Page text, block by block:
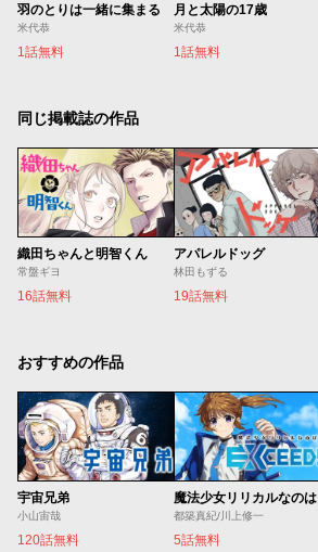
羽のとりは一緒に集まる
米代恭
1話無料
月と太陽の17歳
米代恭
1話無料
同じ掲載誌の作品
織田ちゃんと明智くん
常盤ギヨ
16話無料
アパレルドッグ
林田もずる
19話無料
おすすめの作品
宇宙兄弟
小山宙哉
120話無料
都築真紀/川上修一
5話無料